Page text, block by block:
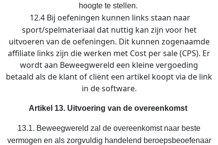
hoogte te stellen.
12.4 Bij oefeningen kunnen links staan naar
sport/spelmateriaal dat nuttig kan zijn voor het
uitvoeren van de oefeningen. Dit kunnen zogenaamde
affiliate links zijn die werken met Cost per sale (CPS). Er
wordt aan Beweegwereld een kleine vergoeding
betaald als de klant of cliënt een artikel koopt via de link
in de software.
Artikel 13. Uitvoering van de overeenkomst
13.1. Beweegwereld zal de overeenkomst naar beste
vermogen en als zorgvuldig handelend beroepsbeoefenaar